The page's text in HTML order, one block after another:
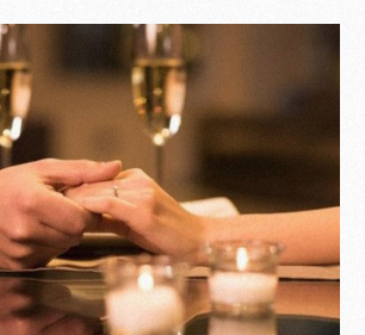
Become